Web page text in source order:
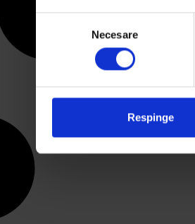
consimțământului
Necesare
Respinge